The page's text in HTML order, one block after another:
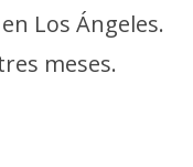
Los Ángeles.
meses.